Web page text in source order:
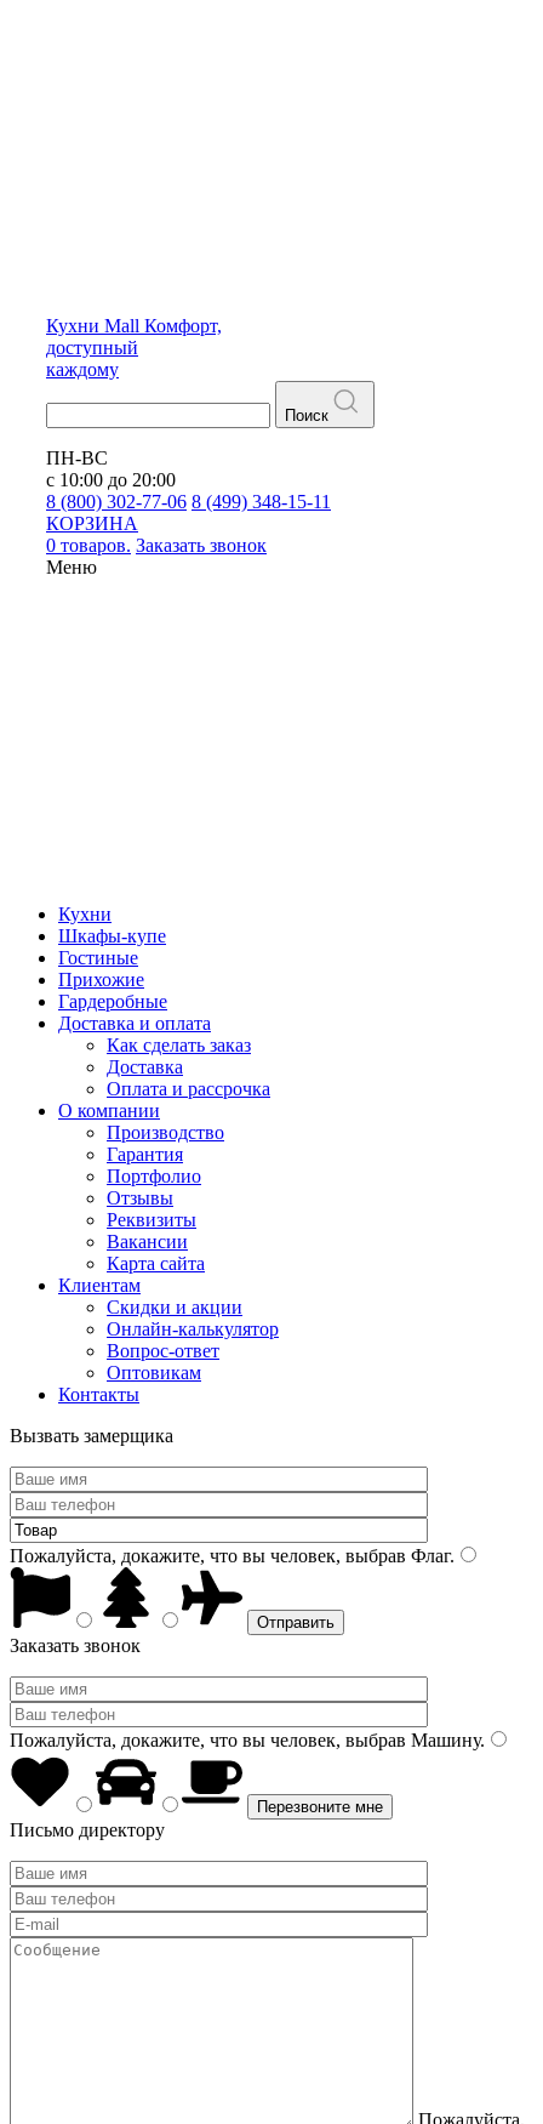
Кухни Mall Комфорт,
доступный
каждому
Поиск
ПН-ВС
с 10:00 до 20:00
8 (800) 302-77-06 8 (499) 348-15-11
КОРЗИНА
0 товаров. Заказать звонок
Меню
Кухни
Шкафы-купе
Гостиные
Прихожие
Гардеробные
Доставка и оплата
Как сделать заказ
Доставка
Оплата и рассрочка
О компании
Производство
Гарантия
Портфолио
Отзывы
Реквизиты
Вакансии
Карта сайта
Клиентам
Скидки и акции
Онлайн-калькулятор
Вопрос-ответ
Оптовикам
Контакты
Вызвать замерщика
Пожалуйста, докажите, что вы человек, выбрав Флаг.
Заказать звонок
Пожалуйста, докажите, что вы человек, выбрав Машину.
Письмо директору
Пожалуйста,